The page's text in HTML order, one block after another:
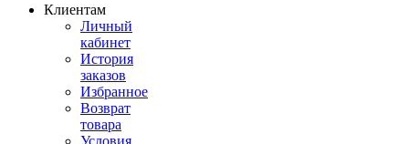
Клиентам
Личный
кабинет
История
заказов
Избранное
Возврат
товара
Условия